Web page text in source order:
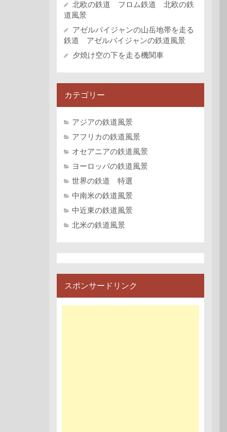
北欧の鉄道 フロム鉄道 北欧の鉄
道風景
アゼルバイジャンの山岳地帯を走る
鉄道 アゼルバイジャンの鉄道風景
夕焼け空の下を走る機関車
カテゴリー
アジアの鉄道風景
アフリカの鉄道風景
オセアニアの鉄道風景
ヨーロッパの鉄道風景
世界の鉄道 特選
中南米の鉄道風景
中近東の鉄道風景
北米の鉄道風景
スポンサードリンク